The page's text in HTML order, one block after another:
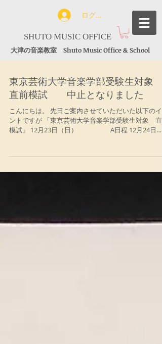
ログイン
SHUTO MUSIC OFFICE
大津の音楽教室 Shuto Music Office & School
東京芸術大学音楽学部受験生対象
直前模試 中止となりました
こんにちは。 先日ご案内させていただいた以下のイ
ントですが 「東京芸術大学音楽学部受験生対象 直
模試」 12月23日（日） A日程 12月24日